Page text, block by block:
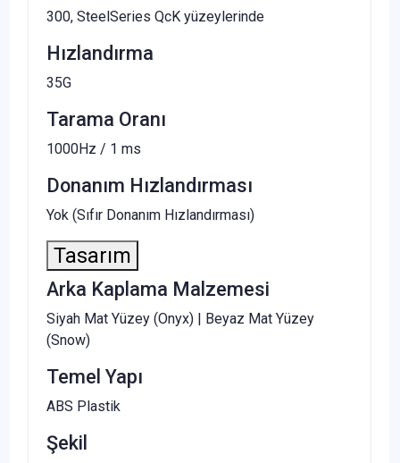
300, SteelSeries QcK yüzeylerinde
Hızlandırma
35G
Tarama Oranı
1000Hz / 1 ms
Donanım Hızlandırması
Yok (Sıfır Donanım Hızlandırması)
Tasarım
Arka Kaplama Malzemesi
Siyah Mat Yüzey (Onyx) | Beyaz Mat Yüzey
(Snow)
Temel Yapı
ABS Plastik
Şekil